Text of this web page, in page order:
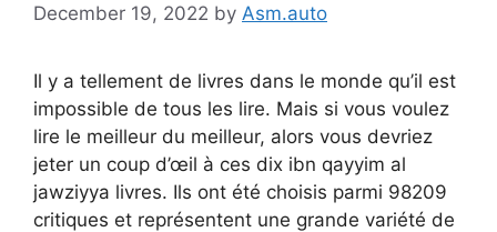
December 19, 2022 by Asm.auto
Il y a tellement de livres dans le monde qu’il est
impossible de tous les lire. Mais si vous voulez
lire le meilleur du meilleur, alors vous devriez
jeter un coup d’œil à ces dix ibn qayyim al
jawziyya livres. Ils ont été choisis parmi 98209
critiques et représentent une grande variété de